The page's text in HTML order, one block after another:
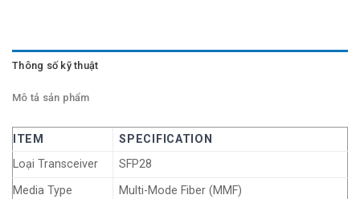
Thông số kỹ thuật
Mô tả sản phẩm
ITEM
SPECIFICATION
Loại Transceiver
SFP28
Media Type
Multi-Mode Fiber (MMF)